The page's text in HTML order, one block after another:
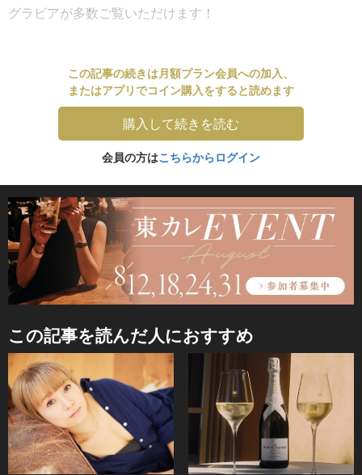
グラビアが多数ご覧いただけます！
この記事の続きは月額プラン会員への加入、
またはアプリでコイン購入をすると読めます
購入して続きを読む
会員の方はこちらからログイン
この記事を読んだ人におすすめ